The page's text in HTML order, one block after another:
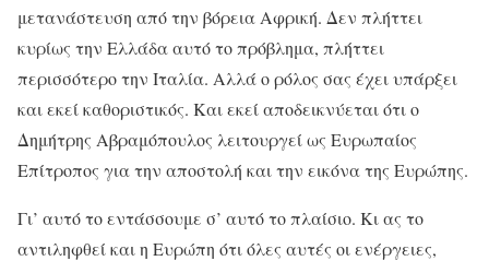
μετανάστευση από την βόρεια Αφρική. Δεν πλήττει
κυρίως την Ελλάδα αυτό το πρόβλημα, πλήττει
περισσότερο την Ιταλία. Αλλά ο ρόλος σας έχει υπάρξει
και εκεί καθοριστικός. Και εκεί αποδεικνύεται ότι ο
Δημήτρης Αβραμόπουλος λειτουργεί ως Ευρωπαίος
Επίτροπος για την αποστολή και την εικόνα της Ευρώπης.
Γι’ αυτό το εντάσσουμε σ’ αυτό το πλαίσιο. Κι ας το
αντιληφθεί και η Ευρώπη ότι όλες αυτές οι ενέργειες,